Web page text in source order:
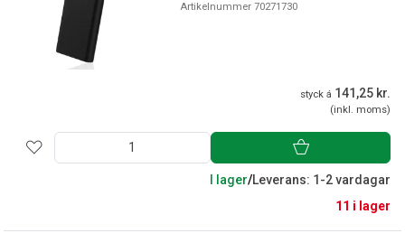
Artikelnummer 70271730
styck á 141,25 kr.
(inkl. moms)
I lager/Leverans: 1-2 vardagar
11 i lager